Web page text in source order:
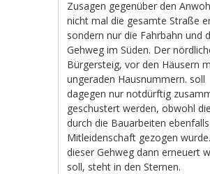
Zusagen gegenüber den
nicht mal die gesamte Straße
sondern nur die Fahrbahn und
Gehweg im Süden. Der
Bürgersteig, vor den Häusern
ungeraden Hausnummern. soll
dagegen nur notdürftig
geschustert werden, obwohl
durch die Bauarbeiten
Mitleidenschaft gezogen
dieser Gehweg dann erneuert
soll, steht in den Sternen.